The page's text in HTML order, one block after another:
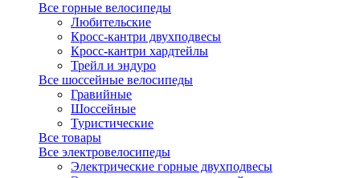
Все горные велосипеды
Любительские
Кросс-кантри двухподвесы
Кросс-кантри хардтейлы
Трейл и эндуро
Все шоссейные велосипеды
Гравийные
Шоссейные
Туристические
Все товары
Все электровелосипеды
Электрические горные двухподвесы